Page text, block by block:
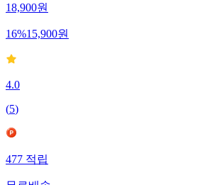
18,900원
16%15,900원
4.0
(5)
477 적립